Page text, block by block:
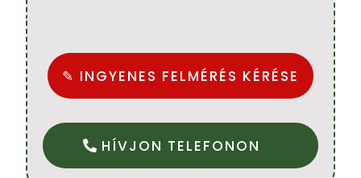
✎ INGYENES FELMÉRÉS KÉRÉSE
HÍVJON TELEFONON